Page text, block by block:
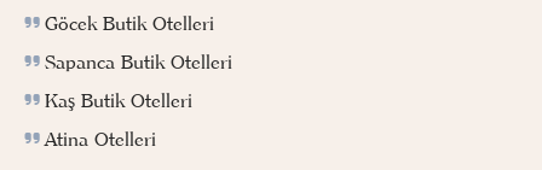
Göcek Butik Otelleri
Sapanca Butik Otelleri
Kaş Butik Otelleri
Atina Otelleri